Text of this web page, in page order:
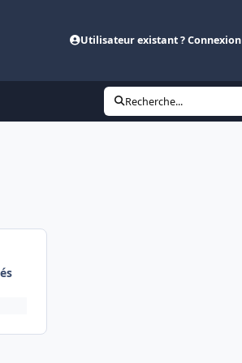
Utilisateur existant ? Connexion
Recherche...